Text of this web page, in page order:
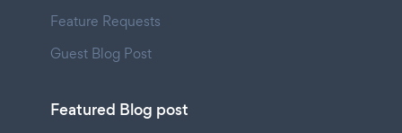
Feature Requests
Guest Blog Post
Featured Blog post